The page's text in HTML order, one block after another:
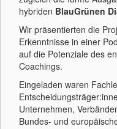
hybriden BlauGrünen
Wir präsentierten die
Erkenntnisse in einer
auf die Potenziale des
Coachings.
Eingeladen waren
Unternehmen,
Bundes- und